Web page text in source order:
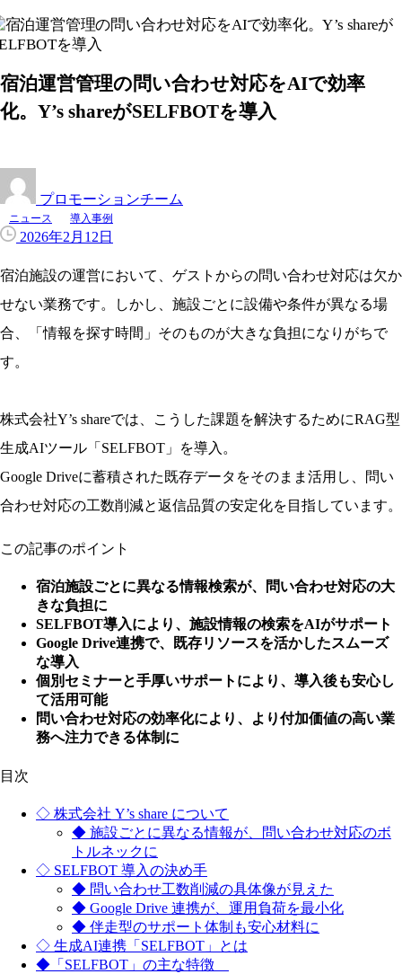
宿泊運営管理の問い合わせ対応をAIで効率
化。Y’s shareがSELFBOTを導入
プロモーションチーム
ニュース 導入事例
2026年2月12日
宿泊施設の運営において、ゲストからの問い合わせ対応は欠か
せない業務です。しかし、施設ごとに設備や条件が異なる場
合、
「情報を探す時間」そのものが大きな負担になりがちで
す。
株式会社Y’s shareでは、こうした課題を解決するためにRAG型
生成AIツール「SELFBOT」を導入。
Google Driveに蓄積された既存データをそのまま活用し、
問い
合わせ対応の工数削減と返信品質の安定化を目指しています。
この記事のポイント
宿泊施設ごとに異なる情報検索が、問い合わせ対応の大
きな負担に
SELFBOT導入により、施設情報の検索をAIがサポート
Google Drive連携で、既存リソースを活かしたスムーズ
な導入
個別セミナーと手厚いサポートにより、導入後も安心し
て活用可能
問い合わせ対応の効率化により、より付加価値の高い業
務へ注力できる体制に
目次
◇ 株式会社 Y’s share について
◆ 施設ごとに異なる情報が、問い合わせ対応のボ
トルネックに
◇ SELFBOT 導入の決め手
◆ 問い合わせ工数削減の具体像が見えた
◆ Google Drive 連携が、運用負荷を最小化
◆ 伴走型のサポート体制も安心材料に
◇ 生成AI連携「SELFBOT」とは
◆「SELFBOT」の主な特徴